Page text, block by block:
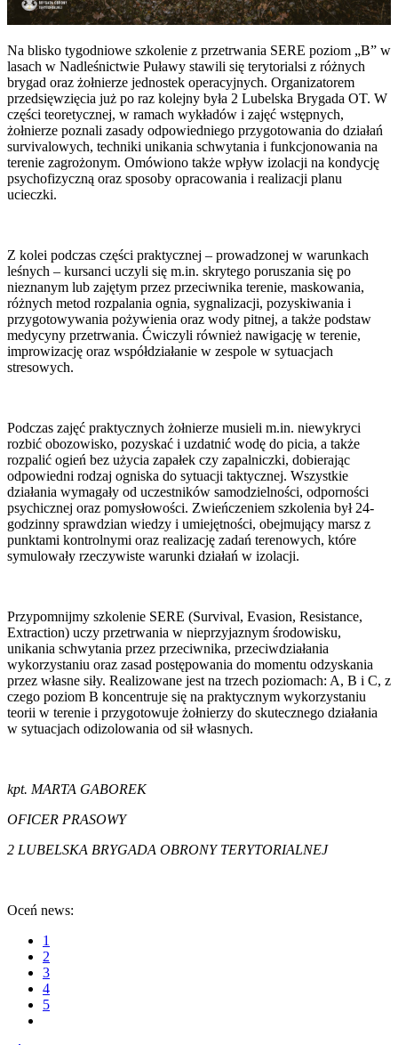
Na blisko tygodniowe szkolenie z przetrwania SERE poziom „B” w
lasach w Nadleśnictwie Puławy stawili się terytorialsi z różnych
brygad oraz żołnierze jednostek operacyjnych. Organizatorem
przedsięwzięcia już po raz kolejny była 2 Lubelska Brygada OT. W
części teoretycznej, w ramach wykładów i zajęć wstępnych,
żołnierze poznali zasady odpowiedniego przygotowania do działań
survivalowych, techniki unikania schwytania i funkcjonowania na
terenie zagrożonym. Omówiono także wpływ izolacji na kondycję
psychofizyczną oraz sposoby opracowania i realizacji planu
ucieczki.
Z kolei podczas części praktycznej – prowadzonej w warunkach
leśnych – kursanci uczyli się m.in. skrytego poruszania się po
nieznanym lub zajętym przez przeciwnika terenie, maskowania,
różnych metod rozpalania ognia, sygnalizacji, pozyskiwania i
przygotowywania pożywienia oraz wody pitnej, a także podstaw
medycyny przetrwania. Ćwiczyli również nawigację w terenie,
improwizację oraz współdziałanie w zespole w sytuacjach
stresowych.
Podczas zajęć praktycznych żołnierze musieli m.in. niewykryci
rozbić obozowisko, pozyskać i uzdatnić wodę do picia, a także
rozpalić ogień bez użycia zapałek czy zapalniczki, dobierając
odpowiedni rodzaj ogniska do sytuacji taktycznej. Wszystkie
działania wymagały od uczestników samodzielności, odporności
psychicznej oraz pomysłowości. Zwieńczeniem szkolenia był 24-
godzinny sprawdzian wiedzy i umiejętności, obejmujący marsz z
punktami kontrolnymi oraz realizację zadań terenowych, które
symulowały rzeczywiste warunki działań w izolacji.
Przypomnijmy szkolenie SERE (Survival, Evasion, Resistance,
Extraction) uczy przetrwania w nieprzyjaznym środowisku,
unikania schwytania przez przeciwnika, przeciwdziałania
wykorzystaniu oraz zasad postępowania do momentu odzyskania
przez własne siły. Realizowane jest na trzech poziomach: A, B i C, z
czego poziom B koncentruje się na praktycznym wykorzystaniu
teorii w terenie i przygotowuje żołnierzy do skutecznego działania
w sytuacjach odizolowania od sił własnych.
kpt. MARTA GABOREK
OFICER PRASOWY
2 LUBELSKA BRYGADA OBRONY TERYTORIALNEJ
Oceń news:
1
2
3
4
5